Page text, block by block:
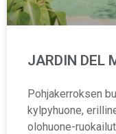
JARDIN DEL
Pohjakerroksen
kylpyhuone,
olohuone-